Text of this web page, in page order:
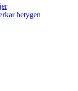
betygen